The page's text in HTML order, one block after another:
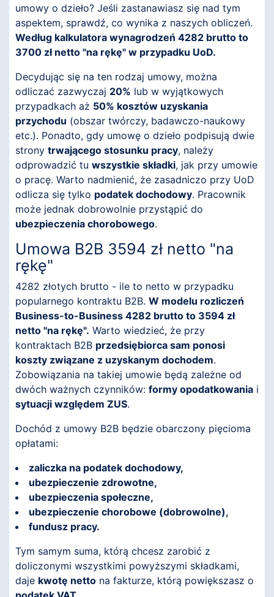
umowy o dzieło? Jeśli zastanawiasz się nad tym
aspektem, sprawdź, co wynika z naszych obliczeń.
Według kalkulatora wynagrodzeń 4282 brutto to
3700 zł netto "na rękę" w przypadku UoD.
Decydując się na ten rodzaj umowy, można
odliczać zazwyczaj 20% lub w wyjątkowych
przypadkach aż 50% kosztów uzyskania
przychodu (obszar twórczy, badawczo-naukowy
etc.). Ponadto, gdy umowę o dzieło podpisują dwie
strony trwającego stosunku pracy, należy
odprowadzić tu wszystkie składki, jak przy umowie
o pracę. Warto nadmienić, że zasadniczo przy UoD
odlicza się tylko podatek dochodowy. Pracownik
może jednak dobrowolnie przystąpić do
ubezpieczenia chorobowego.
Umowa B2B 3594 zł netto "na
rękę"
4282 złotych brutto - ile to netto w przypadku
popularnego kontraktu B2B. W modelu rozliczeń
Business-to-Business 4282 brutto to 3594 zł
netto "na rękę". Warto wiedzieć, że przy
kontraktach B2B przedsiębiorca sam ponosi
koszty związane z uzyskanym dochodem.
Zobowiązania na takiej umowie będą zależne od
dwóch ważnych czynników: formy opodatkowania i
sytuacji względem ZUS.
Dochód z umowy B2B będzie obarczony pięcioma
opłatami:
zaliczka na podatek dochodowy,
ubezpieczenie zdrowotne,
ubezpieczenia społeczne,
ubezpieczenie chorobowe (dobrowolne),
fundusz pracy.
Tym samym suma, którą chcesz zarobić z
doliczonymi wszystkimi powyższymi składkami,
daje kwotę netto na fakturze, którą powiększasz o